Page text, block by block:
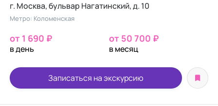
г. Москва, бульвар Нагатинский, д. 10
Метро: Коломенская
от 1 690 ₽
в день
от 50 700 ₽
в месяц
Записаться на экскурсию